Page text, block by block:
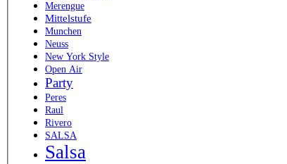
Merengue
Mittelstufe
Munchen
Neuss
New York Style
Open Air
Party
Peres
Raul
Rivero
SALSA
Salsa